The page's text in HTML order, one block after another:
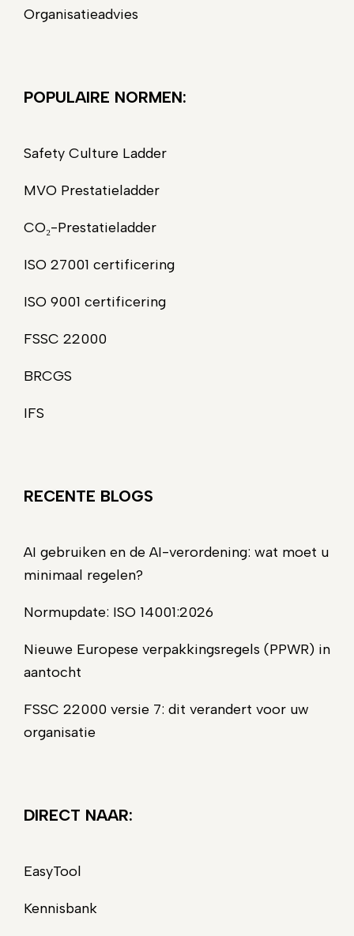
Organisatieadvies
POPULAIRE NORMEN:
Safety Culture Ladder
MVO Prestatieladder
CO₂-Prestatieladder
ISO 27001 certificering
ISO 9001 certificering
FSSC 22000
BRCGS
IFS
RECENTE BLOGS
AI gebruiken en de AI-verordening: wat moet u
minimaal regelen?
Normupdate: ISO 14001:2026
Nieuwe Europese verpakkingsregels (PPWR) in
aantocht
FSSC 22000 versie 7: dit verandert voor uw
organisatie
DIRECT NAAR:
EasyTool
Kennisbank